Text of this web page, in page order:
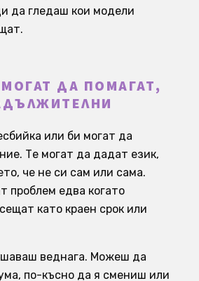
да гледаш кои модели
ДА ПОМАГАТ,
или би могат да
Те могат да дадат език,
че не си сам или сама.
проблем едва когато
като краен срок или
веднага. Можеш да
по-късно да я смениш или